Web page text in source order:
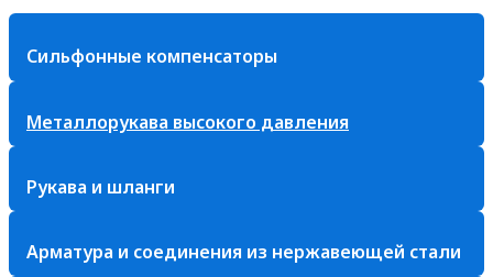
Сильфонные компенсаторы
Металлорукава высокого давления
Рукава и шланги
Арматура и соединения из нержавеющей стали